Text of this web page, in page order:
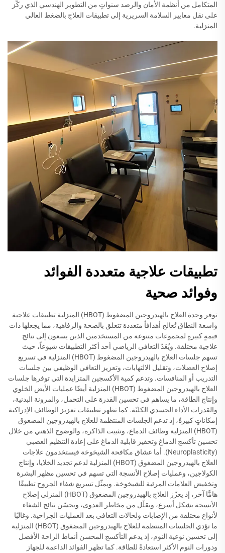
المتكامل من أنظمة الأمان والرصد سنواتٍ من التطوير الهندسي الذي ركَّز
على نقل معايير السلامة السريرية إلى تطبيقات العلاج بالضغط العالي
المنزلية.
تطبيقات علاجية متعددة الفوائد
وفوائد صحية
توفر وحدة العلاج بالهيدروجين المضغوط (HBOT) المنزلية تطبيقات علاجية
واسعة النطاق تُعالج أهدافاً متعددة تتعلق بالصحة والرفاهية، مما يجعلها ذات
قيمةٍ كبيرةٍ لمجموعات متنوعة من المستخدمين الذين يسعون إلى نتائج
علاجية مختلفة. ويُعَدّ التعافي الرياضي أحد أكثر التطبيقات شيوعاً، حيث
تسهم جلسات العلاج بالهيدروجين المضغوط (HBOT) المنزلية في تسريع
إصلاح العضلات، وتقليل الالتهابات، وتعزيز التعافي الوظيفي بين جلسات
التدريب أو المنافسات. وتدعم كمية الأكسجين المتزايدة التي توفرها جلسات
العلاج بالهيدروجين المضغوط (HBOT) المنزلية أيضًا عمليات الأيض الخلوي
وإنتاج الطاقة، ما يساهم في تحسين القدرة على التحمل، والمرونة البدنية،
والقدرات الأداء الجسدي الكليّة. كما تظهر تطبيقات تعزيز الوظائف الإدراكية
إمكاناتٍ كبيرةً، إذ تدعم الجلسات المنتظمة للعلاج بالهيدروجين المضغوق
(HBOT) المنزلية وظائف الدماغ، وتثبيت الذاكرة، والوضوح الذهني من خلال
تحسين تأكسج الدماغ وتحفيز قابلية الدماغ على إعادة التنظيم العصبي
(Neuroplasticity). أما عشاق مكافحة الشيخوخة فيستخدمون علاجات
العلاج بالهيدروجين المضغوق (HBOT) المنزلية لدعم تجديد الخلايا، وإنتاج
الكولاجين، وعمليات إصلاح الأنسجة التي تسهم في تحسين مظهر البشرة
وتخفيض العلامات المرئية للشيخوخة. ويمثّل تسريع شفاء الجروح تطبيقًا
هامًّا آخر، إذ يعزّز العلاج بالهيدروجين المضغوق (HBOT) المنزلي إصلاح
الأنسجة بشكل أسرع، ويقلّل من مخاطر العدوى، ويحسّن نتائج الشفاء
لأنواع مختلفة من الإصابات ولحالات التعافي بعد العمليات الجراحية. وغالبًا
ما تؤدي الجلسات المنتظمة للعلاج بالهيدروجين المضغوق (HBOT) المنزلية
إلى تحسين نوعية النوم، إذ يدعم التأكسج المحسن أنماط الراحة الأفضل
ودورات النوم الأكثر استعادةً للطاقة. كما تظهر الفوائد الداعمة للجهاز